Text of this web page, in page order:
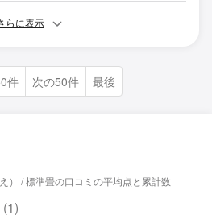
らに表示
件 次の50件 最後
） / 標準畳の口コミの平均点と累計数
(1)